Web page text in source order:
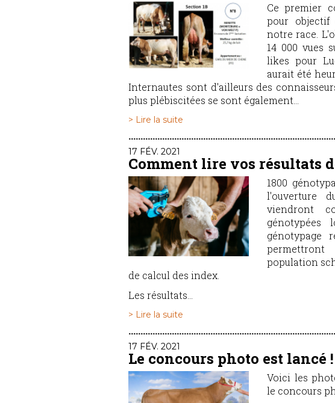
Ce premier
pour
notre race.
14 000 vues
likes pour
aurait été
Internautes sont d'ailleurs des
plus plébiscitées se sont également...
> Lire la suite
17 FÉV. 2021
Comment lire vos résultats
1800
l'ouverture
viendront
génotypées
génotypage
population
de calcul des index.
Les résultats...
> Lire la suite
17 FÉV. 2021
Le concours photo est lancé !
Voici les
le concours